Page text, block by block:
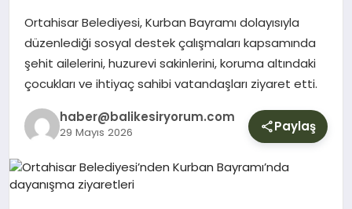
DIŞ
Ortahisar Belediyesi, Kurban Bayramı dolayısıyla
düzenlediği sosyal destek çalışmaları kapsamında
şehit ailelerini, huzurevi sakinlerini, koruma altındaki
çocukları ve ihtiyaç sahibi vatandaşları ziyaret etti.
haber@balikesiryorum.com
29 Mayıs 2026 Paylaş